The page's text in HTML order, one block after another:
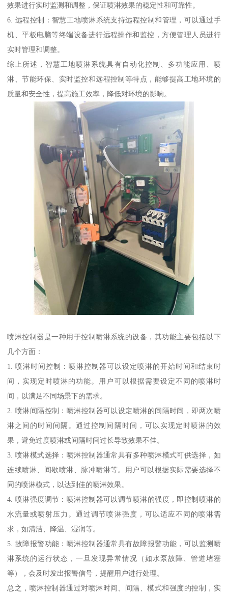
效果进行实时监测和调整，保证喷淋效果的稳定性和可靠性。
6. 远程控制：智慧工地喷淋系统支持远程控制和管理，可以通过手
机、平板电脑等终端设备进行远程操作和监控，方便管理人员进行
实时管理和调整。
综上所述，智慧工地喷淋系统具有自动化控制、多功能应用、喷
淋、节能环保、实时监控和远程控制等特点，能够提高工地环境的
质量和安全性，提高施工效率，降低对环境的影响。
喷淋控制器是一种用于控制喷淋系统的设备，其功能主要包括以下
几个方面：
1. 喷淋时间控制：喷淋控制器可以设定喷淋的开始时间和结束时
间，实现定时喷淋的功能。用户可以根据需要设定不同的喷淋时
间，以满足不同场景下的需求。
2. 喷淋间隔控制：喷淋控制器可以设定喷淋的间隔时间，即两次喷
淋之间的时间间隔。通过控制间隔时间，可以实现定时喷淋的效
果，避免过度喷淋或间隔时间过长导致效果不佳。
3. 喷淋模式选择：喷淋控制器通常具有多种喷淋模式可供选择，如
连续喷淋、间歇喷淋、脉冲喷淋等。用户可以根据实际需要选择不
同的喷淋模式，以达到佳的喷淋效果。
4. 喷淋强度调节：喷淋控制器可以调节喷淋的强度，即控制喷淋的
水流量或喷射压力。通过调节喷淋强度，可以适应不同的喷淋需
求，如清洁、降温、湿润等。
5. 故障报警功能：喷淋控制器通常具有故障报警功能，可以监测喷
淋系统的运行状态，一旦发现异常情况（如水泵故障、管道堵塞
等），会及时发出报警信号，提醒用户进行处理。
总之，喷淋控制器通过对喷淋时间、间隔、模式和强度的控制，实